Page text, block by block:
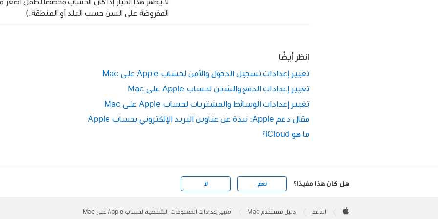
المفروضة على السن حسب البلد أو المنطقة.)
انظر أيضًا
تغيير إعدادات تسجيل الدخول والأمن لحساب Apple على Mac
تغيير إعدادات الدفع والشحن لحساب Apple على Mac
تغيير إعدادات الوسائط والمشتريات لحساب Apple على Mac
مقال دعم Apple: نبذة عن عناوين البريد الإلكتروني بحساب Apple
ما هو iCloud؟
هل كان هذا مفيدًا؟ نعم لا
Footer

الدعم دليل مستخدم Mac تغيير إعدادات المعلومات الشخصية لحساب Apple على Mac